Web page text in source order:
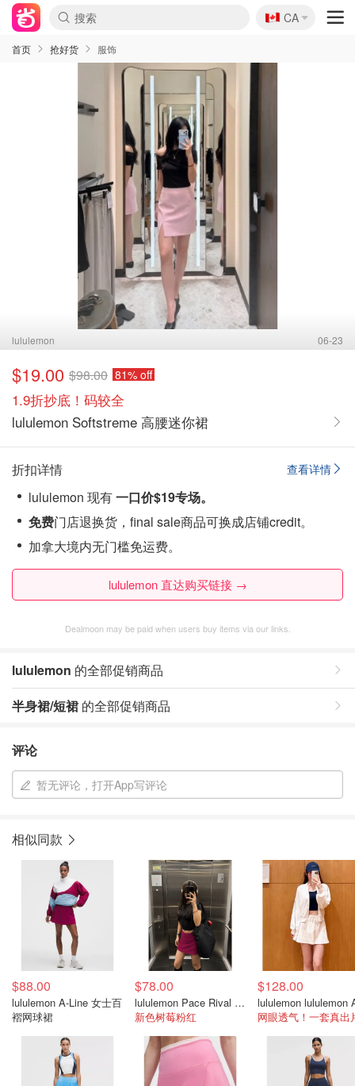
🇨🇦
CA
首页 抢好货 服饰
lululemon 06-23
$19.00 $98.00 81% off
1.9折抄底！码较全
lululemon Softstreme 高腰迷你裙
查看详情
折扣详情
lululemon 现有一口价$19专场。
免费门店退换货，final sale商品可换成店铺credit。
加拿大境内无门槛免运费。
lululemon 直达购买链接 →
Dealmoon may be paid when users buy items via our links.
lululemon 的全部促销商品
半身裙/短裙 的全部促销商品
评论
暂无评论，打开App写评论
相似同款
$88.00
lululemon A-Line 女士百
褶网球裙
$78.00
lululemon Pace Rival 长款中腰裙
新色树莓粉红
$128.00
网眼透气！一套真出